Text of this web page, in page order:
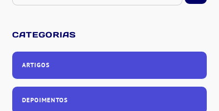
CATEGORIAS
ARTIGOS
DEPOIMENTOS